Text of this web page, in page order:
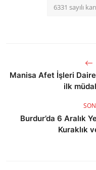
6331 sayılı
Manisa Afet İşleri
ilk
Burdur’da 6 Aralık
Kuraklık